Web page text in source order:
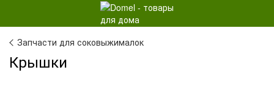
Запчасти для соковыжималок
Крышки